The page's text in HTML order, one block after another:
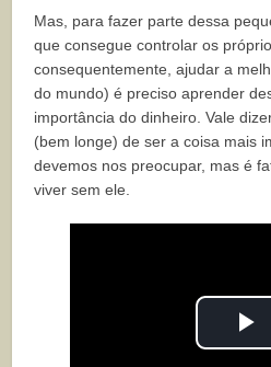
Mas, para fazer parte dessa
que consegue controlar os
consequentemente, ajudar a
do mundo) é preciso aprender
importância do dinheiro. Vale
(bem longe) de ser a coisa mais
devemos nos preocupar, mas é
viver sem ele.